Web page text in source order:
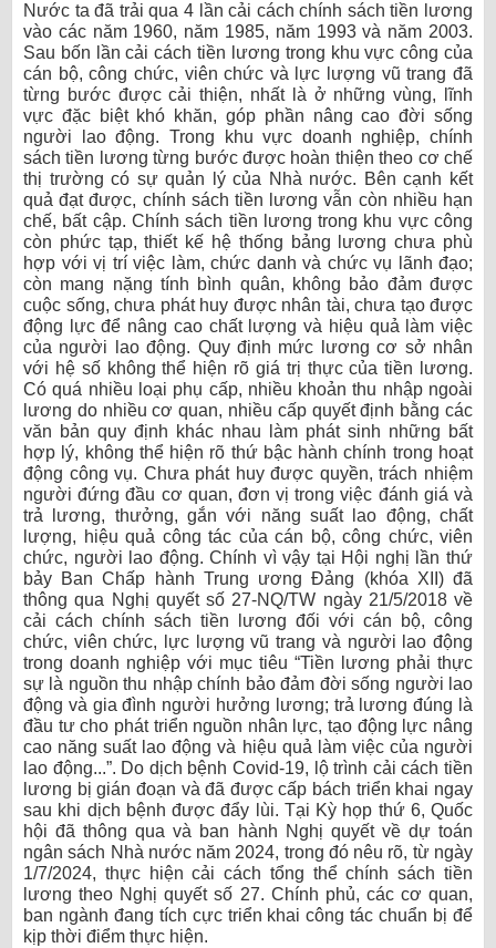
Nước ta đã trải qua 4 lần cải cách chính sách tiền lương
vào các năm 1960, năm 1985, năm 1993 và năm 2003.
Sau bốn lần cải cách tiền lương trong khu vực công của
cán bộ, công chức, viên chức và lực lượng vũ trang đã
từng bước được cải thiện, nhất là ở những vùng, lĩnh
vực đặc biệt khó khăn, góp phần nâng cao đời sống
người lao động. Trong khu vực doanh nghiệp, chính
sách tiền lương từng bước được hoàn thiện theo cơ chế
thị trường có sự quản lý của Nhà nước. Bên cạnh kết
quả đạt được, chính sách tiền lương vẫn còn nhiều hạn
chế, bất cập. Chính sách tiền lương trong khu vực công
còn phức tạp, thiết kế hệ thống bảng lương chưa phù
hợp với vị trí việc làm, chức danh và chức vụ lãnh đạo;
còn mang nặng tính bình quân, không bảo đảm được
cuộc sống, chưa phát huy được nhân tài, chưa tạo được
động lực để nâng cao chất lượng và hiệu quả làm việc
của người lao động. Quy định mức lương cơ sở nhân
với hệ số không thể hiện rõ giá trị thực của tiền lương.
Có quá nhiều loại phụ cấp, nhiều khoản thu nhập ngoài
lương do nhiều cơ quan, nhiều cấp quyết định bằng các
văn bản quy định khác nhau làm phát sinh những bất
hợp lý, không thể hiện rõ thứ bậc hành chính trong hoạt
động công vụ. Chưa phát huy được quyền, trách nhiệm
người đứng đầu cơ quan, đơn vị trong việc đánh giá và
trả lương, thưởng, gắn với năng suất lao động, chất
lượng, hiệu quả công tác của cán bộ, công chức, viên
chức, người lao động. Chính vì vậy tại Hội nghị lần thứ
bảy Ban Chấp hành Trung ương Đảng (khóa XII) đã
thông qua Nghị quyết số 27-NQ/TW ngày 21/5/2018 về
cải cách chính sách tiền lương đối với cán bộ, công
chức, viên chức, lực lượng vũ trang và người lao động
trong doanh nghiệp với mục tiêu “Tiền lương phải thực
sự là nguồn thu nhập chính bảo đảm đời sống người lao
động và gia đình người hưởng lương; trả lương đúng là
đầu tư cho phát triển nguồn nhân lực, tạo động lực nâng
cao năng suất lao động và hiệu quả làm việc của người
lao động...”. Do dịch bệnh Covid-19, lộ trình cải cách tiền
lương bị gián đoạn và đã được cấp bách triển khai ngay
sau khi dịch bệnh được đẩy lùi. Tại Kỳ họp thứ 6, Quốc
hội đã thông qua và ban hành Nghị quyết về dự toán
ngân sách Nhà nước năm 2024, trong đó nêu rõ, từ ngày
1/7/2024, thực hiện cải cách tổng thể chính sách tiền
lương theo Nghị quyết số 27. Chính phủ, các cơ quan,
ban ngành đang tích cực triển khai công tác chuẩn bị để
kịp thời điểm thực hiện.